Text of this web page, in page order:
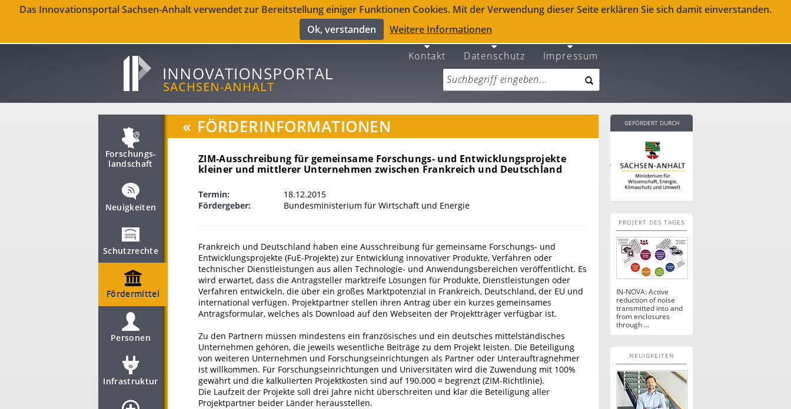
Das Innovationsportal Sachsen-Anhalt verwendet zur Bereitstellung einiger Funktionen Cookies. Mit der Verwendung dieser Seite erklären Sie sich damit einverstanden.
Ok, verstanden
Weitere Informationen
Kontakt Datenschutz Impressum
Forschungs­
landschaft
Neuigkeiten
Schutzrechte
Fördermittel
Personen
Infrastruktur
« FÖRDERINFORMATIONEN
ZIM-Ausschreibung für gemeinsame Forschungs- und Entwicklungsprojekte
kleiner und mittlerer Unternehmen zwischen Frankreich und Deutschland
Termin:
18.12.2015
Fördergeber:
Bundesministerium für Wirtschaft und Energie
Frankreich und Deutschland haben eine Ausschreibung für gemeinsame Forschungs- und
Entwicklungsprojekte (FuE-Projekte) zur Entwicklung innovativer Produkte, Verfahren oder
technischer Dienstleistungen aus allen Technologie- und Anwendungsbereichen veröffentlicht. Es
wird erwartet, dass die Antragsteller marktreife Lösungen für Produkte, Dienstleistungen oder
Verfahren entwickeln, die über ein großes Marktpotenzial in Frankreich, Deutschland, der EU und
international verfügen. Projektpartner stellen ihren Antrag über ein kurzes gemeinsames
Antragsformular, welches als Download auf den Webseiten der Projektträger verfügbar ist.
Zu den Partnern müssen mindestens ein französisches und ein deutsches mittelständisches
Unternehmen gehören, die jeweils wesentliche Beiträge zu dem Projekt leisten. Die Beteiligung
von weiteren Unternehmen und Forschungseinrichtungen als Partner oder Unterauftragnehmer
ist willkommen. Für Forschungseinrichtungen und Universitäten wird die Zuwendung mit 100%
gewährt und die kalkulierten Projektkosten sind auf 190.000 ¤ begrenzt (ZIM-Richtlinie).
Die Laufzeit der Projekte soll drei Jahre nicht überschreiten und klar die Beteiligung aller
Projektpartner beider Länder herausstellen.
GEFÖRDERT DURCH
PROJEKT DES TAGES
IN-NOVA: Active
reduction of noise
transmitted into and
from enclosures
through ...
NEUIGKEITEN